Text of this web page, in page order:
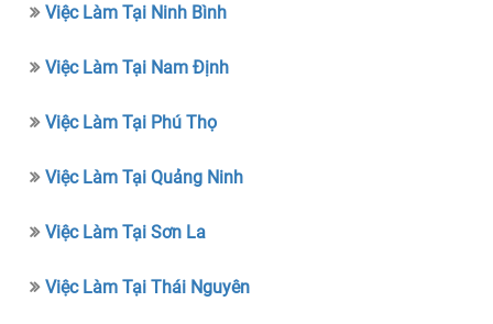
Việc Làm Tại Ninh Bình
Việc Làm Tại Nam Định
Việc Làm Tại Phú Thọ
Việc Làm Tại Quảng Ninh
Việc Làm Tại Sơn La
Việc Làm Tại Thái Nguyên